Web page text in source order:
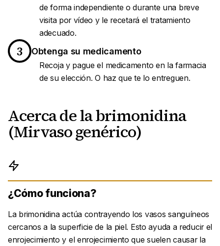
de forma independiente o durante una breve
visita por vídeo y le recetará el tratamiento
adecuado.
3 Obtenga su medicamento
Recoja y pague el medicamento en la farmacia
de su elección. O haz que te lo entreguen.
Acerca de la brimonidina
(Mirvaso genérico)
¿Cómo funciona?
La brimonidina actúa contrayendo los vasos sanguíneos
cercanos a la superficie de la piel. Esto ayuda a reducir el
enrojecimiento y el enrojecimiento que suelen causar la